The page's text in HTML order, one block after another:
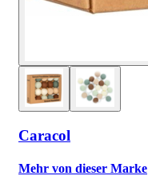
Caracol
Mehr von dieser Marke